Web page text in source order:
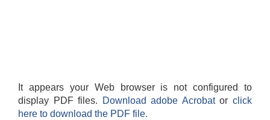
It appears your Web browser is not configured to
display PDF files.
Download adobe Acrobatorclick
here to download the PDF file.